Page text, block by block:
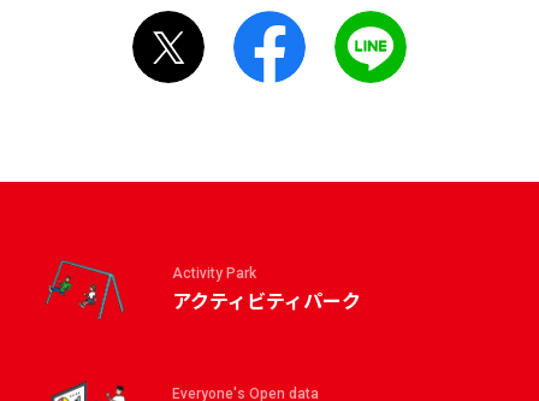
Activity Park
アクティビティパーク
Everyone's Open data